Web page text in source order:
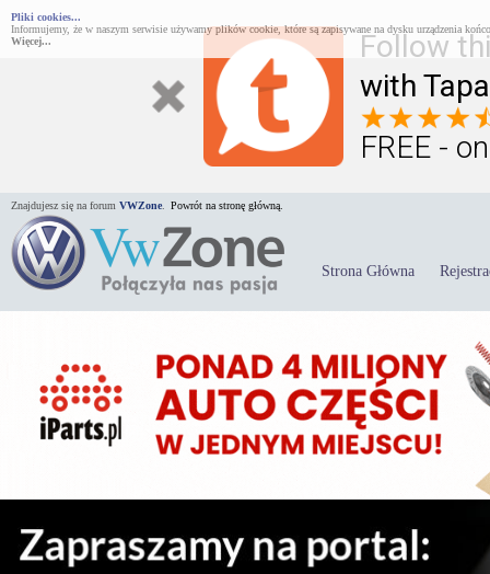
Follow
with
FREE -
Pliki cookies...
Informujemy, że w naszym serwisie używamy plików cookie, które są zapisywane na dysku urządzenia
Więcej...
Znajdujesz się na forum VWZone Powrót na stronę główną.
Strona Główna